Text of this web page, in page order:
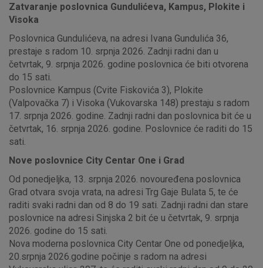
Zatvaranje poslovnica Gundulićeva, Kampus, Plokite i
Visoka
Poslovnica Gundulićeva, na adresi Ivana Gundulića 36,
prestaje s radom 10. srpnja 2026. Zadnji radni dan u
četvrtak, 9. srpnja 2026. godine poslovnica će biti otvorena
do 15 sati.
Poslovnice Kampus (Cvite Fiskovića 3), Plokite
(Valpovačka 7) i Visoka (Vukovarska 148) prestaju s radom
17. srpnja 2026. godine. Zadnji radni dan poslovnica bit će u
četvrtak, 16. srpnja 2026. godine. Poslovnice će raditi do 15
sati.
Nove poslovnice City Centar One i Grad
Od ponedjeljka, 13. srpnja 2026. novouređena poslovnica
Grad otvara svoja vrata, na adresi Trg Gaje Bulata 5, te će
raditi svaki radni dan od 8 do 19 sati. Zadnji radni dan stare
poslovnice na adresi Sinjska 2 bit će u četvrtak, 9. srpnja
2026. godine do 15 sati.
Nova moderna poslovnica City Centar One od ponedjeljka,
20.srpnja 2026.godine počinje s radom na adresi